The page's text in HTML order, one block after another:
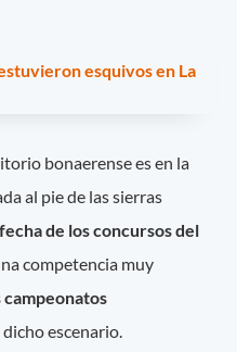
esquivos en La
bonaerense es en la
al pie de las sierras
de los concursos del
competencia muy
campeonatos
dicho escenario.